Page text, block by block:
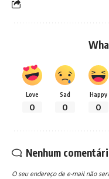
Love
0
Sad
0
Happy
0
Nenhum
O seu endereço de e-mail não